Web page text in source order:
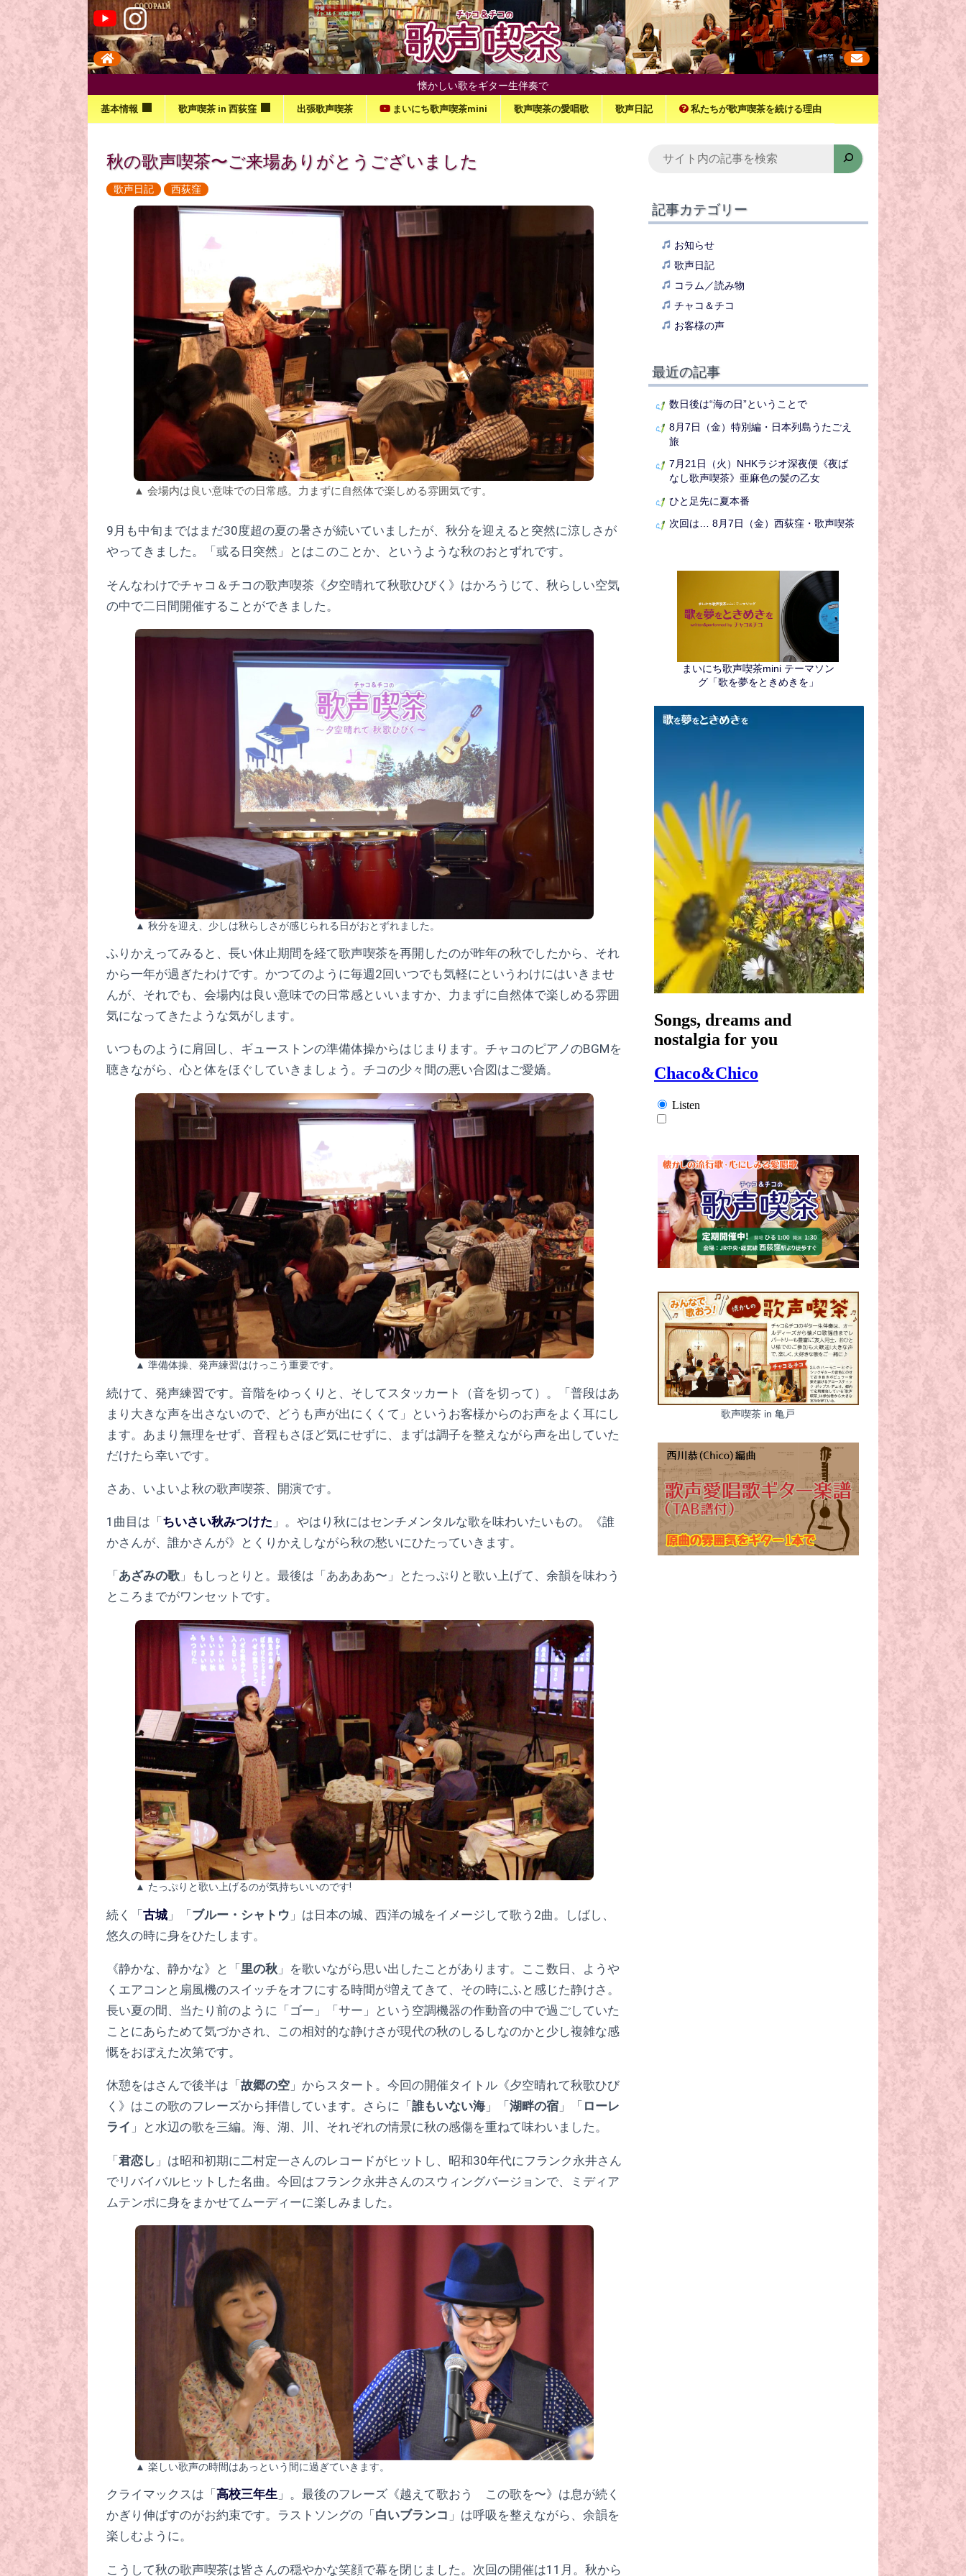
懐かしい歌をギター生伴奏で
基本情報 歌声喫茶 in 西荻窪 出張歌声喫茶 まいにち歌声喫茶mini 歌声喫茶の愛唱歌 歌声日記 私たちが歌声喫茶を続ける理由
秋の歌声喫茶〜ご来場ありがとうございました
歌声日記 西荻窪
▲ 会場内は良い意味での日常感。力まずに自然体で楽しめる雰囲気です。
9月も中旬まではまだ30度超の夏の暑さが続いていましたが、秋分を迎えると突然に涼しさが
やってきました。「或る日突然」とはこのことか、というような秋のおとずれです。
そんなわけでチャコ＆チコの歌声喫茶《夕空晴れて秋歌ひびく》はかろうじて、秋らしい空気
の中で二日間開催することができました。
▲ 秋分を迎え、少しは秋らしさが感じられる日がおとずれました。
ふりかえってみると、長い休止期間を経て歌声喫茶を再開したのが昨年の秋でしたから、それ
から一年が過ぎたわけです。かつてのように毎週2回いつでも気軽にというわけにはいきませ
んが、それでも、会場内は良い意味での日常感といいますか、力まずに自然体で楽しめる雰囲
気になってきたような気がします。
いつものように肩回し、ギューストンの準備体操からはじまります。チャコのピアノのBGMを
聴きながら、心と体をほぐしていきましょう。チコの少々間の悪い合図はご愛嬌。
▲ 準備体操、発声練習はけっこう重要です。
続けて、発声練習です。音階をゆっくりと、そしてスタッカート（音を切って）。「普段はあ
まり大きな声を出さないので、どうも声が出にくくて」というお客様からのお声をよく耳にし
ます。あまり無理をせず、音程もさほど気にせずに、まずは調子を整えながら声を出していた
だけたら幸いです。
さあ、いよいよ秋の歌声喫茶、開演です。
1曲目は「 ちいさい秋みつけた 」。やはり秋にはセンチメンタルな歌を味わいたいもの。《誰
かさんが、誰かさんが》とくりかえしながら秋の愁いにひたっていきます。
「 あざみの歌」もしっとりと。最後は「ああああ〜」とたっぷりと歌い上げて、余韻を味わう
ところまでがワンセットです。
▲ たっぷりと歌い上げるのが気持ちいいのです!
続く「古城」「ブルー・シャトウ 」は日本の城、西洋の城をイメージして歌う2曲。しばし、
悠久の時に身をひたします。
《静かな、静かな》と「 里の秋」を歌いながら思い出したことがあります。ここ数日、ようや
くエアコンと扇風機のスイッチをオフにする時間が増えてきて、その時にふと感じた静けさ。
長い夏の間、当たり前のように「ゴー」「サー」という空調機器の作動音の中で過ごしていた
ことにあらためて気づかされ、この相対的な静けさが現代の秋のしるしなのかと少し複雑な感
慨をおぼえた次第です。
休憩をはさんで後半は「 故郷の空」からスタート。今回の開催タイトル《夕空晴れて秋歌ひび
く》はこの歌のフレーズから拝借しています。さらに「 誰もいない海」「 湖畔の宿」「 ローレ
ライ 」と水辺の歌を三編。海、湖、川、それぞれの情景に秋の感傷を重ねて味わいました。
「君恋し 」は昭和初期に二村定一さんのレコードがヒットし、昭和30年代にフランク永井さん
でリバイバルヒットした名曲。今回はフランク永井さんのスウィングバージョンで、ミディア
ムテンポに身をまかせてムーディーに楽しみました。
▲ 楽しい歌声の時間はあっという間に過ぎていきます。
クライマックスは「 高校三年生」。最後のフレーズ《越えて歌おう この歌を〜》は息が続く
かぎり伸ばすのがお約束です。ラストソングの「 白いブランコ 」は呼吸を整えながら、余韻を
楽しむように。
こうして秋の歌声喫茶は皆さんの穏やかな笑顔で幕を閉じました。次回の開催は11月。秋から
記事カテゴリー
お知らせ
歌声日記
コラム／読み物
チャコ＆チコ
お客様の声
最近の記事
数日後は“海の日”ということで
8月7日（金）特別編・日本列島うたごえ
旅
7月21日（火）NHKラジオ深夜便《夜ば
なし歌声喫茶》亜麻色の髪の乙女
ひと足先に夏本番
次回は… 8月7日（金）西荻窪・歌声喫茶
まいにち歌声喫茶mini テーマソン
グ「歌を夢をときめきを」
歌声喫茶 in 亀戸